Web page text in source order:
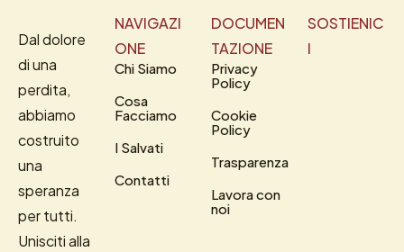
Dal dolore
di una
perdita,
abbiamo
costruito
una
speranza
per tutti.
Unisciti alla
NAVIGAZI
ONE
Chi Siamo
Cosa
Facciamo
I Salvati
Contatti
DOCUMEN
TAZIONE
Privacy
Policy
Cookie
Policy
Trasparenza
Lavora con
noi
SOSTIENIC
I